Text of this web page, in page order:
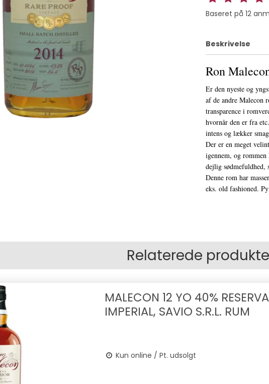
Baseret på 12
Beskrivelse
Ron
Er den nyeste og
af de andre Malecon
transparence i
hvornår den er fra
intens og lækker
Der er en meget
igennem, og
dejlig sødmefuldhed,
Denne rom har
eks. old fashioned.
Relaterede
MALECON 12 YO 40% RESERVA
IMPERIAL, SAVIO S.R.L. RUM
Kun online / Pt. udsolgt